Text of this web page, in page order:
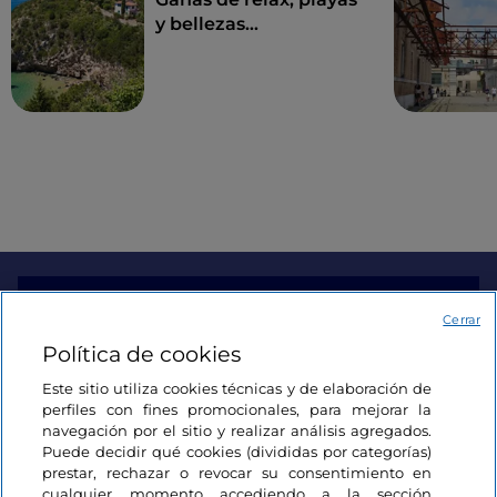
y bellezas
Acceso
Estamos en contacto
Política de cookies
Este sitio utiliza cookies técnicas y de elaboración de
perfiles con fines promocionales, para mejorar la
navegación por el sitio y realizar análisis agregados.
Puede decidir qué cookies (divididas por categorías)
prestar, rechazar o revocar su consentimiento en
Cerrar